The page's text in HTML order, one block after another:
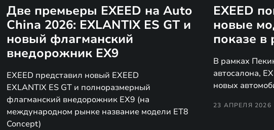
Две премьеры EXEED на Auto
China 2026: EXLANTIX ES GT и
новый флагманский
внедорожник EX9
EXEED представил новый EXEED
EXLANTIX ES GT и полноразмерный
флагманский внедорожник EX9 (на
международном рынке название модели ET8
Concept)
EXEED
новые
показе в
В рамках
автосалона,
новых
23 АПРЕЛЯ 2026